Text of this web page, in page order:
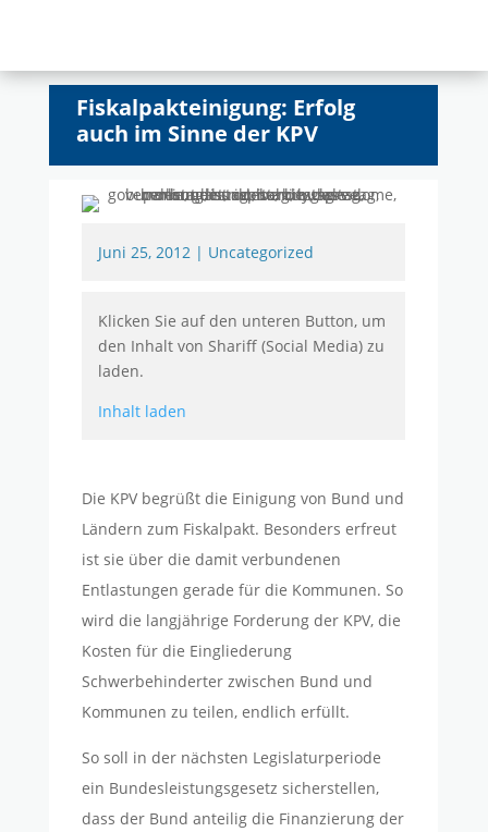
Fiskalpakteinigung: Erfolg
auch im Sinne der KPV
Juni 25, 2012| Uncategorized
Klicken Sie auf den unteren Button, um
den Inhalt von Shariff (Social Media) zu
laden.
Inhalt laden
Die KPV begrüßt die Einigung von Bund und
Ländern zum Fiskalpakt. Besonders erfreut
ist sie über die damit verbundenen
Entlastungen gerade für die Kommunen. So
wird die langjährige Forderung der KPV, die
Kosten für die Eingliederung
Schwerbehinderter zwischen Bund und
Kommunen zu teilen, endlich erfüllt.
So soll in der nächsten Legislaturperiode
ein Bundesleistungsgesetz sicherstellen,
dass der Bund anteilig die Finanzierung der